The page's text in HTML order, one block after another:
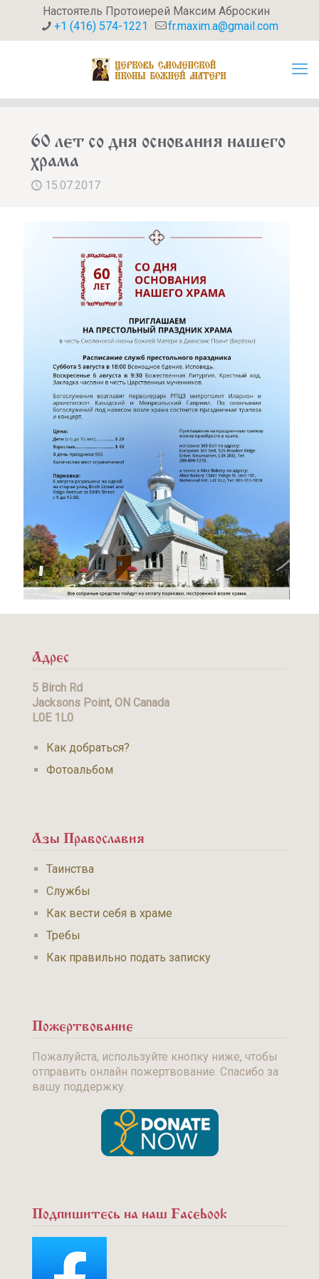
Настоятель Протоиерей Максим Аброскин
+1 (416) 574-1221
fr.maxim.a@gmail.com
60 лет со дня основания нашего
храма
15.07.2017
Адрес
5 Birch Rd
Jacksons Point, ON Canada
L0E 1L0
Как добраться?
Фотоальбом
Азы Православия
Таинства
Службы
Как вести себя в храме
Требы
Как правильно подать записку
Пожертвование
Пожалуйста, используйте кнопку ниже, чтобы
отправить онлайн пожертвование. Спасибо за
вашу поддержку.
Подпишитесь на наш Facebook